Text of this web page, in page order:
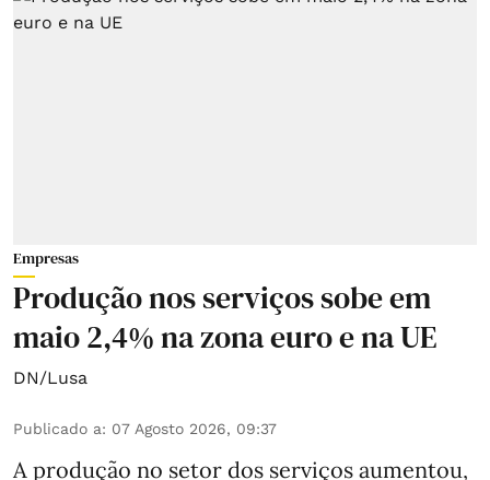
Empresas
Produção nos serviços sobe em
maio 2,4% na zona euro e na UE
DN/Lusa
Publicado a: 07 Agosto 2026, 09:37
A produção no setor dos serviços aumentou,